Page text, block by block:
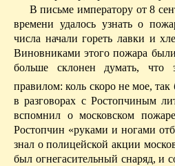
В письме императору от 8
времени удалось узнать о
числа начали гореть лавки и
Виновниками этого пожара
больше склонен думать, что
правилом: коль скоро не мое, так
в разговорах с Ростопчиным
вспомнил о московском
Ростопчин «руками и ногами
знал о полицейской акции
был огнегасительный снаряд, и